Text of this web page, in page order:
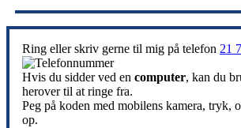
Ring eller skriv gerne til mig på telefon 21
Hvis du sidder ved en computer, kan du
herover til at ringe fra.
Peg på koden med mobilens kamera, tryk,
op.